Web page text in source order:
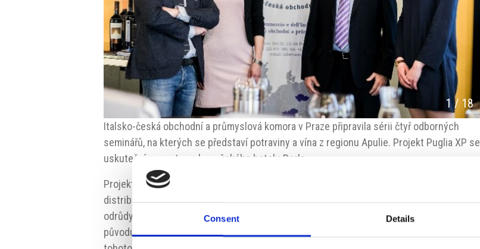
Consent Details
1/ 18
Italsko-česká obchodní a průmyslová komora v Praze připravila sérii čtyř odborných
seminářů, na kterých se představí potraviny a vína z regionu Apulie. Projekt Puglia XP se
uskuteční v prostorech pražského hotelu Perla.
Projekt je určený především profesionálům z odvětví horeca, velkoobchodu a retailové
distribuce. První seminář, který se uskuteční v úterý 14. března, se zaměří na vína a
odrůdy révy typické pro region Apulie, kde se vyrábí 28 vín se značkou chráněného
původu. Následující workshopy představí další výjimečné oblasti potravinářského odvětví